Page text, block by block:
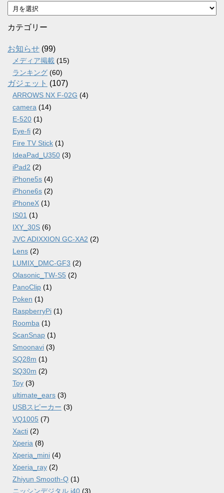
ア
ー
カ
ブ
カテゴリー
お知らせ (99)
メディア掲載 (15)
ランキング (60)
ガジェット (107)
ARROWS NX F-02G (4)
camera (14)
E-520 (1)
Eye-fi (2)
Fire TV Stick (1)
IdeaPad_U350 (3)
iPad2 (2)
iPhone5s (4)
iPhone6s (2)
iPhoneX (1)
IS01 (1)
IXY_30S (6)
JVC ADIXXION GC-XA2 (2)
Lens (2)
LUMIX_DMC-GF3 (2)
Olasonic_TW-S5 (2)
PanoClip (1)
Poken (1)
RaspberryPi (1)
Roomba (1)
ScanSnap (1)
Smoonavi (3)
SQ28m (1)
SQ30m (2)
Toy (3)
ultimate_ears (3)
USBスピーカー (3)
VQ1005 (7)
Xacti (2)
Xperia (8)
Xperia_mini (4)
Xperia_ray (2)
Zhiyun Smooth-Q (1)
ニッシンデジタル i40 (3)